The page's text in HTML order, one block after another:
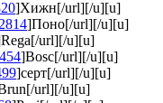
]Хижн[/url][/u][u]
]Поно[/url][/u][u]
url][/u][u]
]Bosc[/url][/u][u]
]серт[/url][/u][u]
url][/u][u]